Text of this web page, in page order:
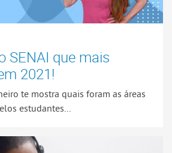
SENAI que mais
2021!
te mostra quais foram as áreas
estudantes...